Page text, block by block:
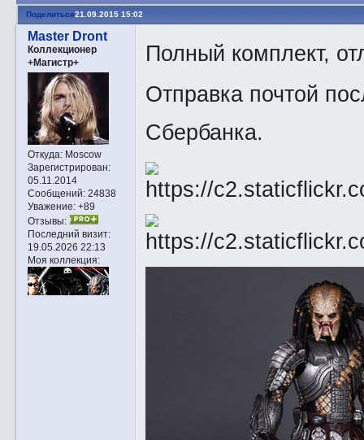
Поделиться21.09.2015 15:02
Master Dront
Коллекционер
+Магистр+
Откуда:Moscow
Зарегистрирован:
05.11.2014
Сообщений:24838
Уважение: +89
Отзывы:
Последний визит:
19.05.2026 22:13
Моя коллекция:
Полный комплект,
Отправка почтой
Сбербанка.